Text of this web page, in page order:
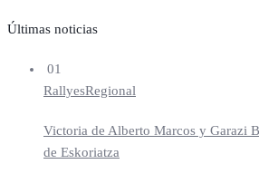
Últimas noticias
01
RallyesRegional
Victoria de Alberto Marcos y Garazi
de Eskoriatza